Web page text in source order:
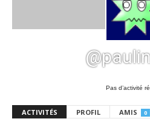
Pas d’activité
ACTIVITÉS PROFIL AMIS 0